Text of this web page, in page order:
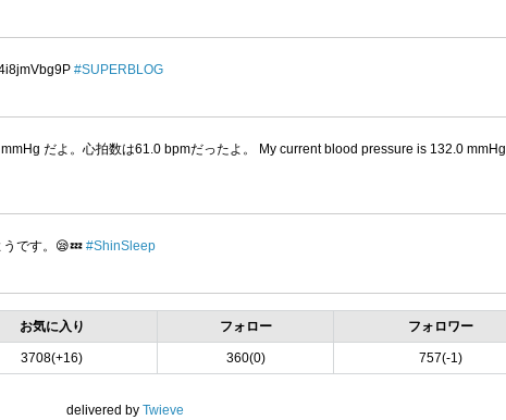
#SUPERBLOG
だよ。心拍数は61.0 bpmだったよ。 My current blood pressure is 132.0 mmHg
です。😪💤 #ShinSleep
お気に入り フォロー フォロワー
3708(+16) 360(0) 757(-1)
delivered by Twieve